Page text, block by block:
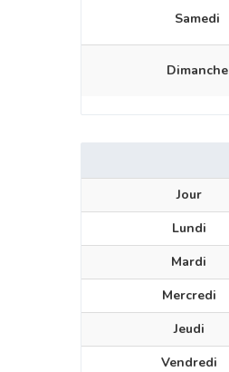
Samedi
Dimanche
Jour
Lundi
Mardi
Mercredi
Jeudi
Vendredi